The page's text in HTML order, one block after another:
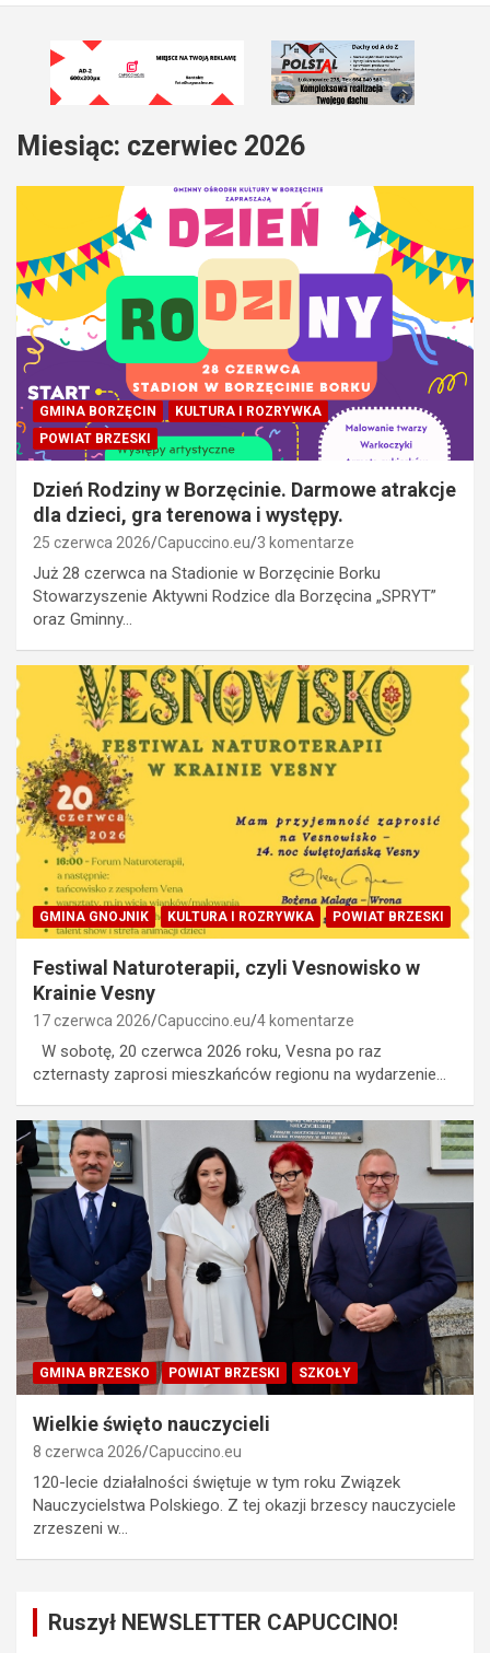
Miesiąc: czerwiec 2026
GMINA BORZĘCIN
KULTURA I ROZRYWKA
POWIAT BRZESKI
Dzień Rodziny w Borzęcinie. Darmowe atrakcje
dla dzieci, gra terenowa i występy.
25 czerwca 2026 Capuccino.eu 3 komentarze
Już 28 czerwca na Stadionie w Borzęcinie Borku
Stowarzyszenie Aktywni Rodzice dla Borzęcina „SPRYT”
oraz Gminny…
GMINA GNOJNIK KULTURA I ROZRYWKA POWIAT BRZESKI
Festiwal Naturoterapii, czyli Vesnowisko w
Krainie Vesny
17 czerwca 2026 Capuccino.eu 4 komentarze
W sobotę, 20 czerwca 2026 roku, Vesna po raz
czternasty zaprosi mieszkańców regionu na wydarzenie…
GMINA BRZESKO POWIAT BRZESKI SZKOŁY
Wielkie święto nauczycieli
8 czerwca 2026 Capuccino.eu
120-lecie działalności świętuje w tym roku Związek
Nauczycielstwa Polskiego. Z tej okazji brzescy nauczyciele
zrzeszeni w…
Ruszył NEWSLETTER CAPUCCINO!